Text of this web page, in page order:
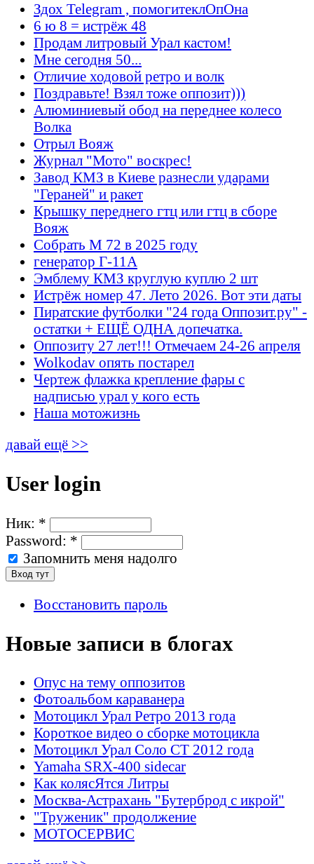
Здох Telegram , помогитеклОпОна
6 ю 8 = истрёж 48
Продам литровый Урал кастом!
Мне сегодня 50...
Отличие ходовой ретро и волк
Поздравьте! Взял тоже оппозит)))
Алюминиевый обод на переднее колесо
Волка
Отрыл Вояж
Журнал "Мото" воскрес!
Завод КМЗ в Киеве разнесли ударами
"Гераней" и ракет
Крышку переднего гтц или гтц в сборе
Вояж
Собрать М 72 в 2025 году
генератор Г-11А
Эмблему КМЗ круглую куплю 2 шт
Истрёж номер 47. Лето 2026. Вот эти даты
Пиратские футболки "24 года Оппозит.ру" -
остатки + ЕЩЁ ОДНА допечатка.
Оппозиту 27 лет!!! Отмечаем 24-26 апреля
Wolkodav опять постарел
Чертеж флажка крепление фары с
надписью урал у кого есть
Наша мотожизнь
давай ещё >>
User login
Ник: *
Password: *
Запомнить меня надолго
Восстановить пароль
Новые записи в блогах
Опус на тему оппозитов
Фотоальбом караванера
Мотоцикл Урал Ретро 2013 года
Короткое видео о сборке мотоцикла
Мотоцикл Урал Соло СТ 2012 года
Yamaha SRX-400 sidecar
Как колясЯтся Литры
Москва-Астрахань "Бутерброд с икрой"
"Труженик" продолжение
МОТОСЕРВИС